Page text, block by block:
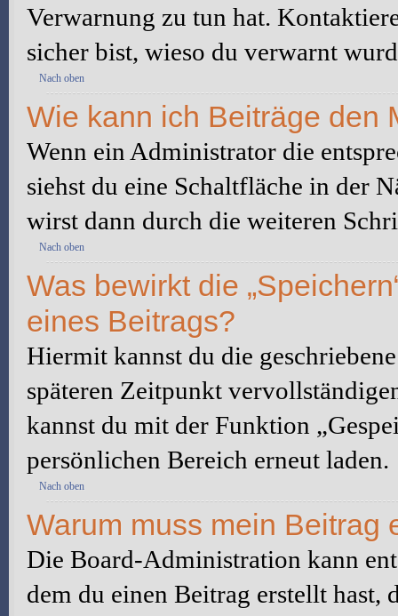
Verwarnung zu tun hat.
sicher bist, wieso du verwarnt
Nach oben
Wie kann ich Beiträge den
Wenn ein Administrator die
siehst du eine Schaltfläche in der
wirst dann durch die weiteren
Nach oben
Was bewirkt die
eines Beitrags?
Hiermit kannst du die
späteren Zeitpunkt
kannst du mit der Funktion
persönlichen Bereich erneut laden.
Nach oben
Warum muss mein Beitrag
Die Board-Administration kann
dem du einen Beitrag erstellt hast,